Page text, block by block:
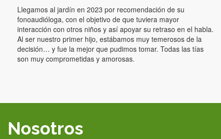
Llegamos al jardín en 2023 por recomendación de su
fonoaudióloga, con el objetivo de que tuviera mayor
interacción con otros niños y así apoyar su retraso en el habla.
Al ser nuestro primer hijo, estábamos muy temerosos de la
decisión… y fue la mejor que pudimos tomar. Todas las tías
son muy comprometidas y amorosas.
Nosotros